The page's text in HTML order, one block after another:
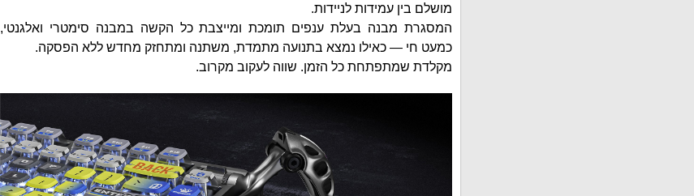
מושלם בין עמידות לניידות.
המסגרת מבנה בעלת ענפים תומכת ומייצבת כל הקשה במבנה סימטרי ואלגנטי,
כמעט חי — כאילו נמצא בתנועה מתמדת, משתנה ומתחזק מחדש ללא הפסקה.
מקלדת שמתפתחת כל הזמן. שווה לעקוב מקרוב.